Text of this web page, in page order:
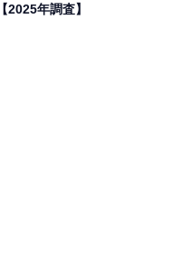
20代女性／愛知県）と
【2025年調査】